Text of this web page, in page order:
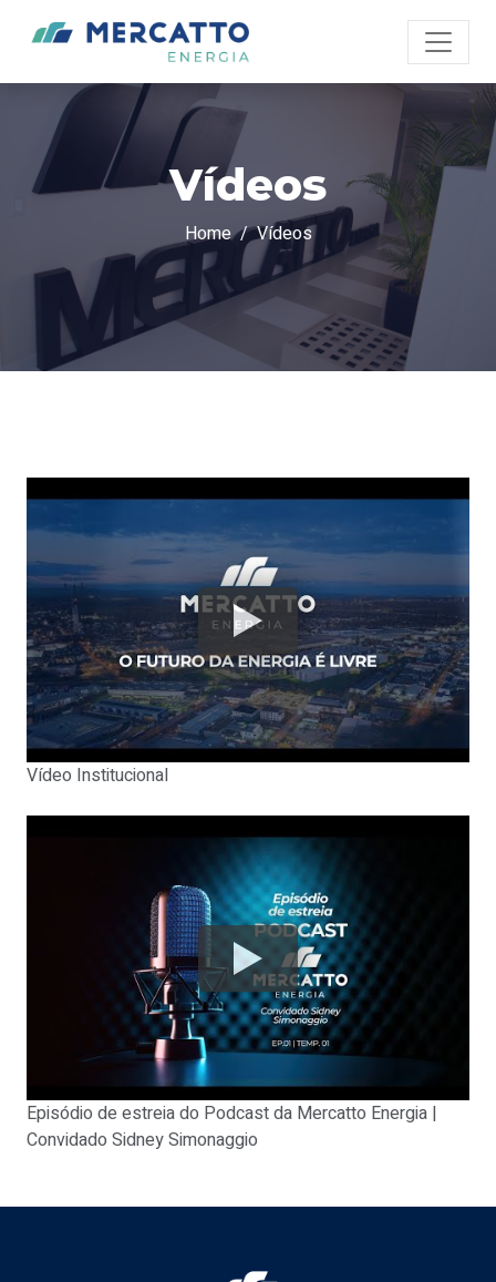
Vídeos
Home Vídeos
Vídeo Institucional
Episódio de estreia do Podcast da Mercatto Energia |
Convidado Sidney Simonaggio